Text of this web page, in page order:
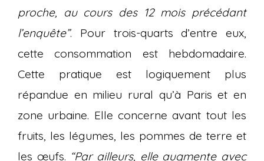
proche, au cours des 12 mois précédant
l’enquête”. Pour trois-quarts d’entre eux,
cette consommation est hebdomadaire.
Cette pratique est logiquement plus
répandue en milieu rural qu’à Paris et en
zone urbaine. Elle concerne avant tout les
fruits, les légumes, les pommes de terre et
les œufs. “Par ailleurs, elle augmente avec